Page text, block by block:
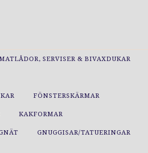
SERVISER & BIVAXDUKAR
FÖNSTERSKÄRMAR
KAKFORMAR
GNUGGISAR/TATUERINGAR